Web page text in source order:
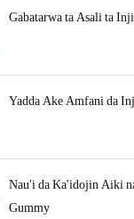
Gabatarwa ta Asali ta
Yadda Ake Amfani da
Nau'i da Ka'idojin Aiki
Gummy